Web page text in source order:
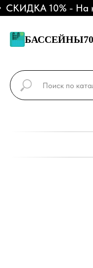
10% - На
БАССЕЙНЫ70